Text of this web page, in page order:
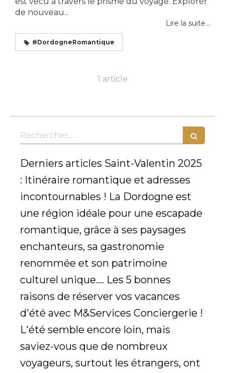
de nouveau...
Lire la suite...
#DordogneRomantique
1 article
Rechercher
Derniers articles Saint-Valentin 2025
: Itinéraire romantique et adresses
incontournables ! La Dordogne est
une région idéale pour une escapade
romantique, grâce à ses paysages
enchanteurs, sa gastronomie
renommée et son patrimoine
culturel unique.... Les 5 bonnes
raisons de réserver vos vacances
d'été avec M&Services Conciergerie !
L'été semble encore loin, mais
saviez-vous que de nombreux
voyageurs, surtout les étrangers, ont